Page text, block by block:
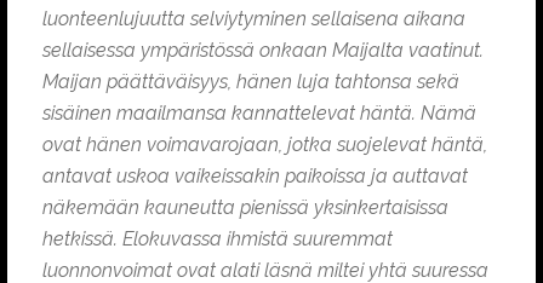
luonteenlujuutta selviytyminen sellaisena aikana
sellaisessa ympäristössä onkaan Maijalta vaatinut.
Maijan päättäväisyys, hänen luja tahtonsa sekä
sisäinen maailmansa kannattelevat häntä. Nämä
ovat hänen voimavarojaan, jotka suojelevat häntä,
antavat uskoa vaikeissakin paikoissa ja auttavat
näkemään kauneutta pienissä yksinkertaisissa
hetkissä. Elokuvassa ihmistä suuremmat
luonnonvoimat ovat alati läsnä miltei yhtä suuressa